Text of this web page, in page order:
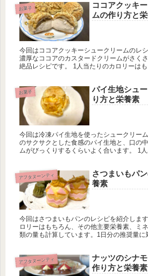
お菓子
ココアクッキ
ムの作り方と
今回はココアクッキーシュークリームのレシ
濃厚なココアのカスタードクリームがさく
絶品レシピです。 1人当たりのカロリーは
って違うのでご参考程度に。
お菓子
パイ生地シュ
り方と栄養素
今回は冷凍パイ生地を使ったシュークリー
のサクサクとした食感のパイ生地と、口の
ムがびっくりするくらいよく合います。 1人
アフタヌーンティ
さつまいもパ
養素
今回はさつまいもパンのレシピを紹介します。 1人当たり
ロリーはもちろん、その他主要栄養素、ミ
類の量も計算しています。1日分の推奨量に
アフタヌーンティ
ナッツのシナ
作り方と栄養素